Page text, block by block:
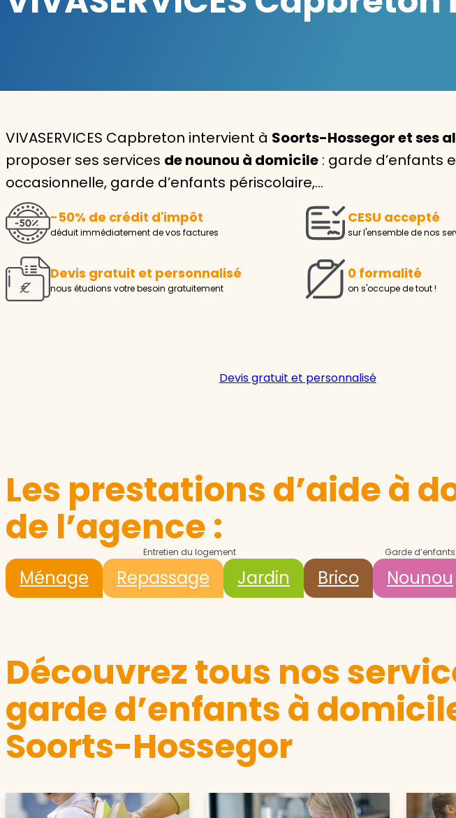
Aide à la personne
Handicaps
Voir tous les services
Avec
service à
Pour l’entretien
ou
Demander un
VIVASERVICES Capbreton intervient à Soorts-Hossegor et ses
proposer ses services de nounou à domicile : garde d’enfants
occasionnelle, garde d’enfants périscolaire,…
-50% de crédit d'impôt
déduit immédiatement de vos factures
CESU accepté
sur l'ensemble de nos
Devis gratuit et personnalisé
nous étudions votre besoin gratuitement
0 formalité
on s'occupe de tout !
Devis gratuit et personnalisé
Les prestations d’aide à
de l’agence :
Entretien du logement
Ménage Repassage Jardin Brico
Garde d’enfants
Nounou
Découvrez tous nos
garde d’enfants à
Soorts-Hossegor